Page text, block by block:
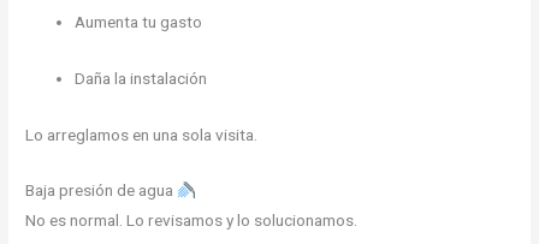
Aumenta tu gasto
Daña la instalación
Lo arreglamos en una sola visita.
Baja presión de agua
No es normal. Lo revisamos y lo solucionamos.